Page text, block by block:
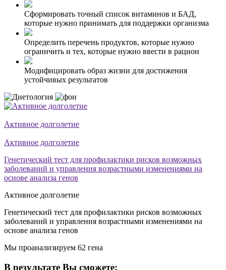
Сформировать точный список витаминов и БАД,
которые нужно принимать для поддержки организма
Определить перечень продуктов, которые нужно
ограничить и тех, которые нужно ввести в рацион
Модифицировать образ жизни для достижения
устойчивых результатов
Активное долголетие
Активное долголетие
Генетический тест для профилактики рисков возможных
заболеваний и управления возрастными изменениями на
основе анализа генов
Активное долголетие
Генетический тест для профилактики рисков возможных
заболеваний и управления возрастными изменениями на
основе анализа генов
Мы проанализируем 62 гена
В результате Вы сможете: